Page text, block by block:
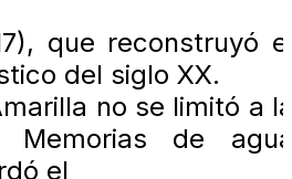
que reconstruyó
del siglo XX.
no se limitó a
Memorias de
el